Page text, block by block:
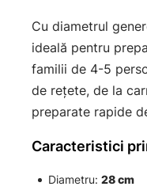
Cu diametrul
ideală pentru
familii de 4-5
de rețete, de la
preparate rapide
Caracteristici
Diametru: 28 cm